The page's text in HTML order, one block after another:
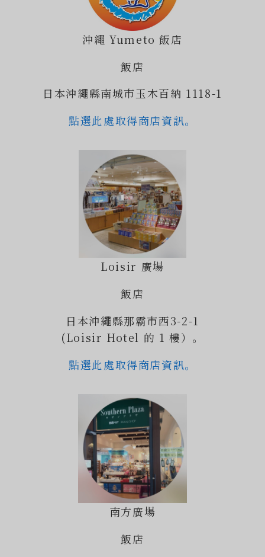
沖繩 Yumeto 飯店
飯店
日本沖繩縣南城市玉木百納 1118-1
點選此處取得商店資訊。
Loisir 廣場
飯店
日本沖繩縣那霸市西3-2-1
(Loisir Hotel 的 1 樓）。
點選此處取得商店資訊。
南方廣場
飯店